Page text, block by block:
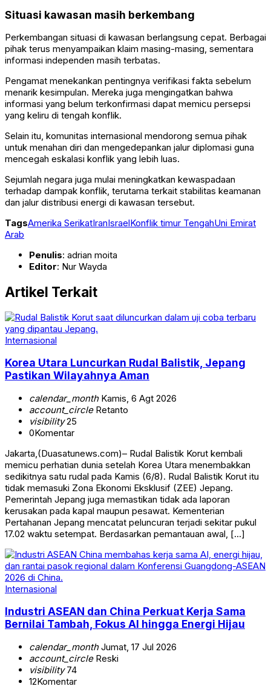
Situasi kawasan masih berkembang
Perkembangan situasi di kawasan berlangsung cepat. Berbagai
pihak terus menyampaikan klaim masing-masing, sementara
informasi independen masih terbatas.
Pengamat menekankan pentingnya verifikasi fakta sebelum
menarik kesimpulan. Mereka juga mengingatkan bahwa
informasi yang belum terkonfirmasi dapat memicu persepsi
yang keliru di tengah konflik.
Selain itu, komunitas internasional mendorong semua pihak
untuk menahan diri dan mengedepankan jalur diplomasi guna
mencegah eskalasi konflik yang lebih luas.
Sejumlah negara juga mulai meningkatkan kewaspadaan
terhadap dampak konflik, terutama terkait stabilitas keamanan
dan jalur distribusi energi di kawasan tersebut.
TagsAmerika SerikatIranIsraelKonflik timur TengahUni Emirat
Arab
Penulis: adrian moita
Editor: Nur Wayda
Artikel Terkait
Internasional
Korea Utara Luncurkan Rudal Balistik, Jepang
Pastikan Wilayahnya Aman
calendar_monthKamis, 6 Agt 2026
account_circleRetanto
visibility25
0Komentar
Jakarta,(Duasatunews.com)– Rudal Balistik Korut kembali
memicu perhatian dunia setelah Korea Utara menembakkan
sedikitnya satu rudal pada Kamis (6/8). Rudal Balistik Korut itu
tidak memasuki Zona Ekonomi Eksklusif (ZEE) Jepang.
Pemerintah Jepang juga memastikan tidak ada laporan
kerusakan pada kapal maupun pesawat. Kementerian
Pertahanan Jepang mencatat peluncuran terjadi sekitar pukul
17.02 waktu setempat. Berdasarkan pemantauan awal, […]
Internasional
Industri ASEAN dan China Perkuat Kerja Sama
Bernilai Tambah, Fokus AI hingga Energi Hijau
calendar_monthJumat, 17 Jul 2026
account_circleReski
visibility74
12Komentar